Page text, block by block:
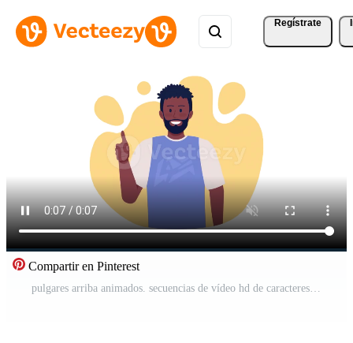
Regístrate
Compartir en Pinterest
pulgares arriba animados. secuencias de vídeo hd de caracteres 2d planos en bucle. gesto de agrado. mostrar aprobación animación aislada colorida sobre fondo blanco con transparencia de canal alfa para sitio web, redes sociales Vídeo Pro